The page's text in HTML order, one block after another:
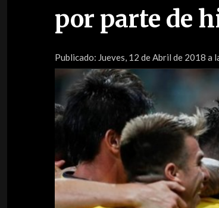
por parte de
Publicado: Jueves, 12 de Abril de 2018 a